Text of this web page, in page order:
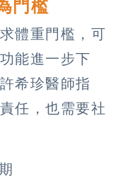
門檻
體重門檻，可
能進一步下
希珍醫師指
任，也需要社